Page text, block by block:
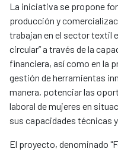
La iniciativa se propone
producción y
trabajan en el sector textil
circular” a través de la
financiera, así como en la
gestión de herramientas
manera, potenciar las
laboral de mujeres en
sus capacidades técnicas
El proyecto, denominado